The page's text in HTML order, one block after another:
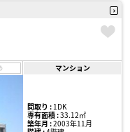
マンション
間取り :1DK
専有面積 :33.12㎡
築年月 :2003年11月